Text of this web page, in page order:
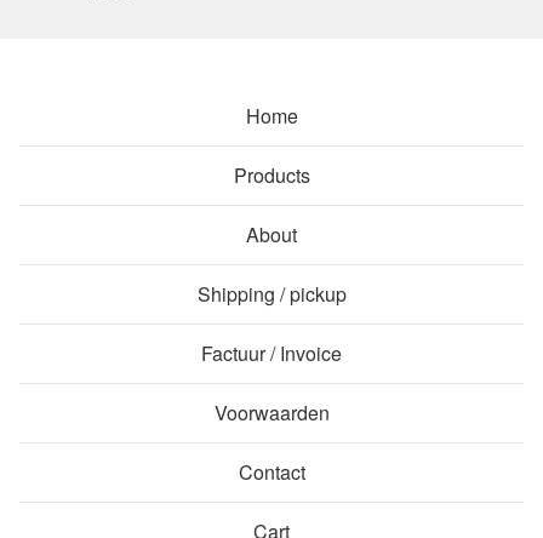
Home
Products
About
Shipping / pickup
Factuur / Invoice
Voorwaarden
Contact
Cart